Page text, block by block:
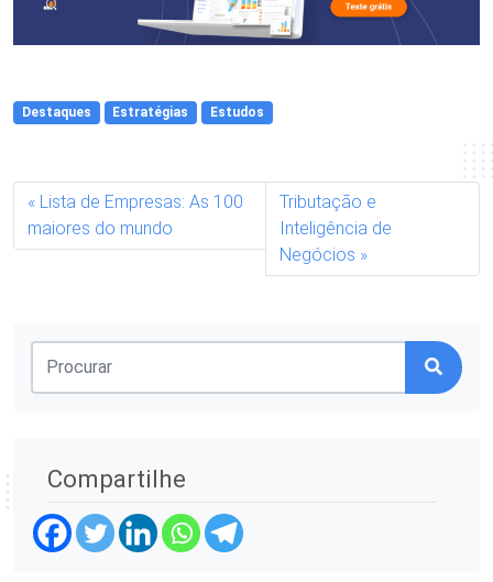
Destaques Estratégias Estudos
Lista de Empresas: As 100
maiores do mundo
Tributação e
Inteligência de
Negócios
Compartilhe